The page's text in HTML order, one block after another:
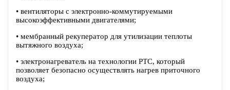
• вентиляторы c электронно-коммутируемыми
высокоэффективными двигателями;
• мембранный рекуператор для утилизации теплоты
вытяжного воздуха;
• электронагреватель на технологии PTC, который
позволяет безопасно осуществлять нагрев приточного
воздуха;